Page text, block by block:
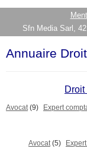
Sfn Media Sarl,
Annuaire
Avocat (9) Expert
Avocat (5)